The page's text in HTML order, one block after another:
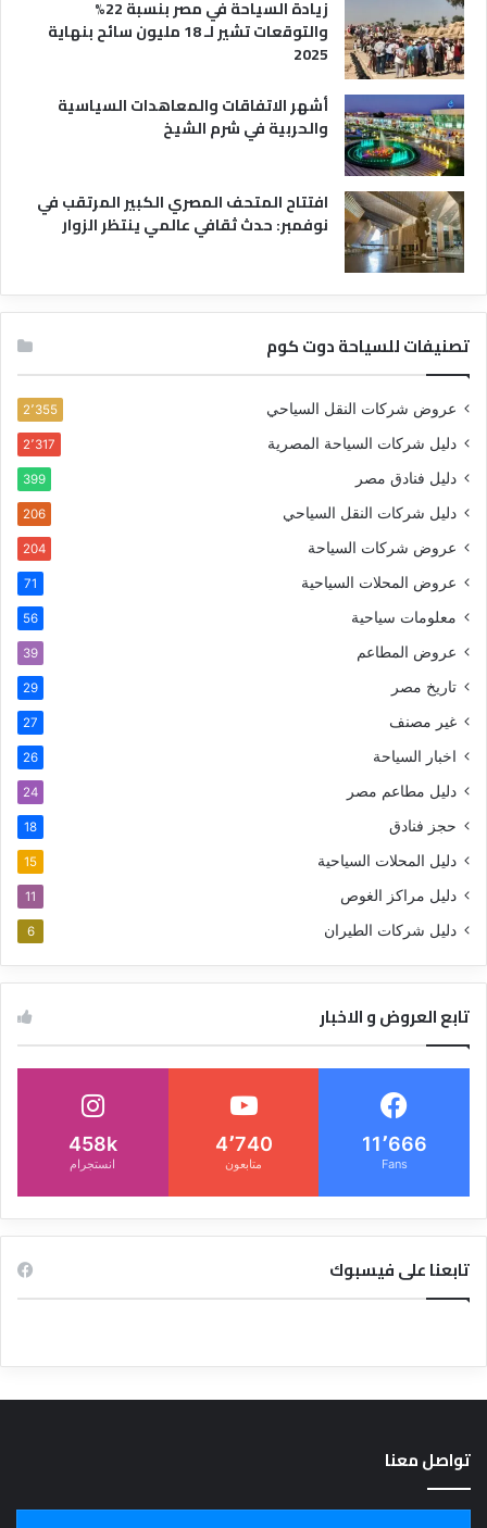
زيادة السياحة في مصر بنسبة 22%
والتوقعات تشير لـ 18 مليون سائح بنهاية
2025
أشهر الاتفاقات والمعاهدات السياسية
والحربية في شرم الشيخ
افتتاح المتحف المصري الكبير المرتقب في
نوفمبر: حدث ثقافي عالمي ينتظر الزوار
تصنيفات للسياحة دوت كوم
عروض شركات النقل السياحي 2٬355
دليل شركات السياحة المصرية 2٬317
دليل فنادق مصر 399
دليل شركات النقل السياحي 206
عروض شركات السياحة 204
عروض المحلات السياحية 71
معلومات سياحية 56
عروض المطاعم 39
تاريخ مصر 29
غير مصنف 27
اخبار السياحة 26
دليل مطاعم مصر 24
حجز فنادق 18
دليل المحلات السياحية 15
دليل مراكز الغوص 11
دليل شركات الطيران 6
تابع العروض و الاخبار
11٬666
Fans
4٬740
متابعون
458k
انستجرام
تابعنا على فيسبوك
تواصل معنا